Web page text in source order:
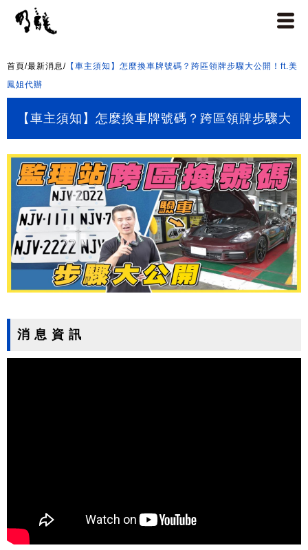
首頁/最新消息/ 【車主須知】怎麼換車牌號碼？跨區領牌步驟大公開！ft.美
鳳姐代辦
【車主須知】怎麼換車牌號碼？跨區領牌步驟大
公開！ft.美鳳姐代辦
消 息 資 訊